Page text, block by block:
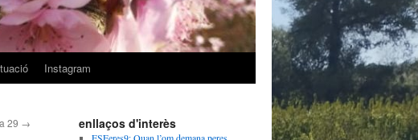
Instagram
29 → enllaços d'interès